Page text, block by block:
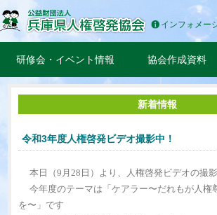
インフォメー
研修会・イベント情報 協会作成資料
新着情報
令和3年度人権啓発ビデオ撮影中！
本日（9 月28 日）より、人権啓発ビデオの撮
今年度のテーマは「ケアラー〜だれもが人権
を〜」です